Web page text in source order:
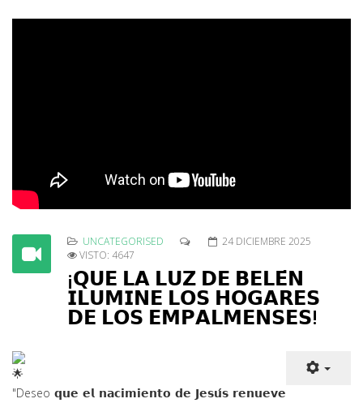
UNCATEGORISED
24 DICIEMBRE 2025
VISTO: 4647
¡𝗤𝗨𝗘 𝗟𝗔 𝗟𝗨𝗭 𝗗𝗘 𝗕𝗘𝗟𝗘́𝗡
𝗜𝗟𝗨𝗠𝗜𝗡𝗘 𝗟𝗢𝗦 𝗛𝗢𝗚𝗔𝗥𝗘𝗦
𝗗𝗘 𝗟𝗢𝗦 𝗘𝗠𝗣𝗔𝗟𝗠𝗘𝗡𝗦𝗘𝗦!
"Deseo 𝗾𝘂𝗲 𝗲𝗹 𝗻𝗮𝗰𝗶𝗺𝗶𝗲𝗻𝘁𝗼 𝗱𝗲 𝗝𝗲𝘀𝘂́𝘀 𝗿𝗲𝗻𝘂𝗲𝘃𝗲